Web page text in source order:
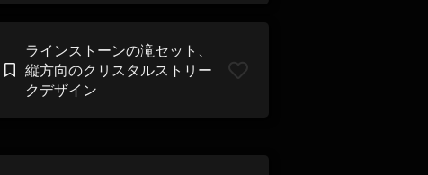
ラインストーンの滝セット、
縦方向のクリスタルストリー
クデザイン